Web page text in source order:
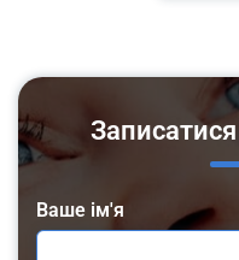
Ваше ім'я